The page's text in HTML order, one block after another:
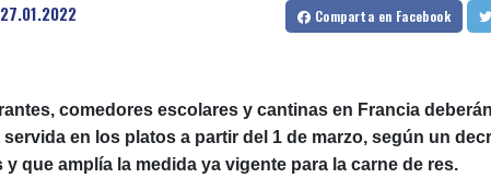
27.01.2022 Comparta en Facebook
comedores escolares y cantinas en Francia
servida en los platos a partir del 1 de marzo, según un
y que amplía la medida ya vigente para la carne de res.